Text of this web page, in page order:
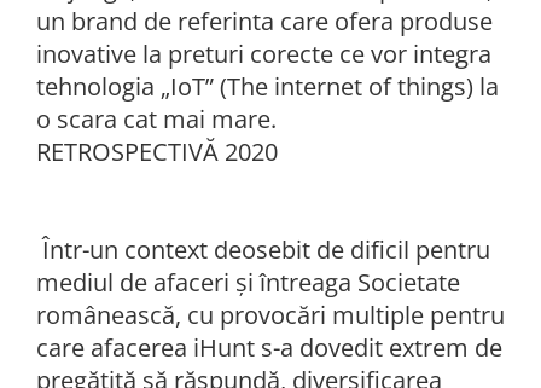
un brand de referinta care ofera produse
inovative la preturi corecte ce vor integra
tehnologia „IoT” (The internet of things) la
o scara cat mai mare.
RETROSPECTIVĂ 2020
Într-un context deosebit de dificil pentru
mediul de afaceri și întreaga Societate
românească, cu provocări multiple pentru
care afacerea iHunt s-a dovedit extrem de
pregătită să răspundă, diversificarea